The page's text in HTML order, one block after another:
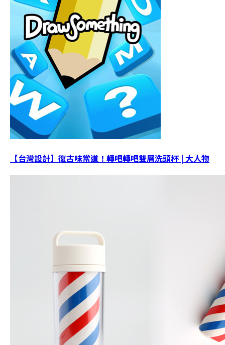
【台灣設計】復古味當道！轉吧轉吧雙層洗頭杯 | 大人物